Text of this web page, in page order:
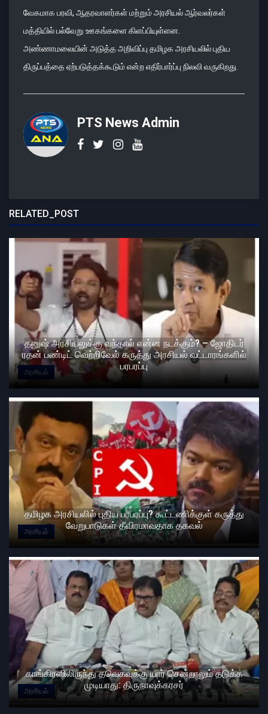
வேகமாக பரவி, ஆதரவாளர்கள் மற்றும் அரசியல் ஆர்வலர்கள்
மத்தியில் பல்வேறு ஊகங்களை கிளப்பியுள்ளன.
அண்ணாமலையின் அடுத்த அறிவிப்பு தமிழக அரசியலில் புதிய
திருப்பத்தை ஏற்படுத்தக்கூடும் என்ற எதிர்பார்ப்பு நிலவி வருகிறது.
PTS News Admin
RELATED_POST
அரசியல்
தனுஷ் அரசியலுக்கு வந்தால் என்ன நடக்கும்? – ஜோதிடர்
ரதன் பண்டிட் வெற்றிவேல் கருத்து அரசியல் வட்டாரங்களில்
பரபரப்பு
அரசியல்
தமிழக அரசியலில் புதிய பரபரப்பு? கூட்டணிக்குள் கருத்து
வேறுபாடுகள் தீவிரமாவதாக தகவல்
அரசியல்
காங்கிரஸிலிருந்து தவெகவுக்கு யார் சென்றாலும் தடுக்க
முடியாது: திருநாவுக்கரசர்